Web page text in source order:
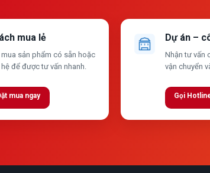
mua lẻ
sản phẩm có sẵn hoặc
để được tư vấn nhanh.
mua ngay
Dự án –
Nhận tư vấn
vận chuyển
Gọi